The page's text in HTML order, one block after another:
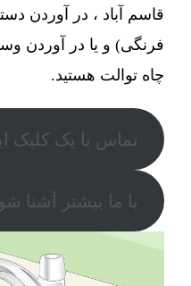
قاسم آباد ، در آوردن
فرنگی) و یا در آوردن
چاه توالت هستید.
تماس با یک کلیک
با ما بیشتر آشنا